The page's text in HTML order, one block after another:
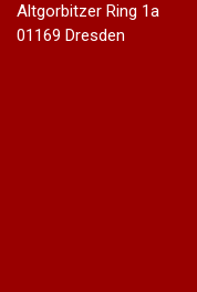
Altgorbitzer Ring 1a
01169 Dresden